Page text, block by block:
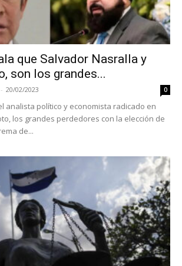
que Salvador Nasralla y
son los grandes...
- 20/02/2023 0
analista político y economista radicado en
los grandes perdedores con la elección de
de...